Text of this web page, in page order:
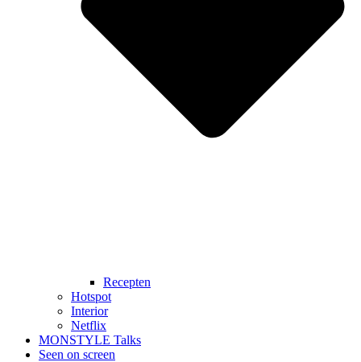
Recepten
Hotspot
Interior
Netflix
MONSTYLE Talks
Seen on screen